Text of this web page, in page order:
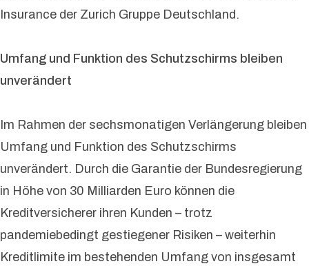
Insurance der Zurich Gruppe Deutschland.
Umfang und Funktion des Schutzschirms bleiben
unverändert
Im Rahmen der sechsmonatigen Verlängerung bleiben
Umfang und Funktion des Schutzschirms
unverändert. Durch die Garantie der Bundesregierung
in Höhe von 30 Milliarden Euro können die
Kreditversicherer ihren Kunden – trotz
pandemiebedingt gestiegener Risiken – weiterhin
Kreditlimite im bestehenden Umfang von insgesamt